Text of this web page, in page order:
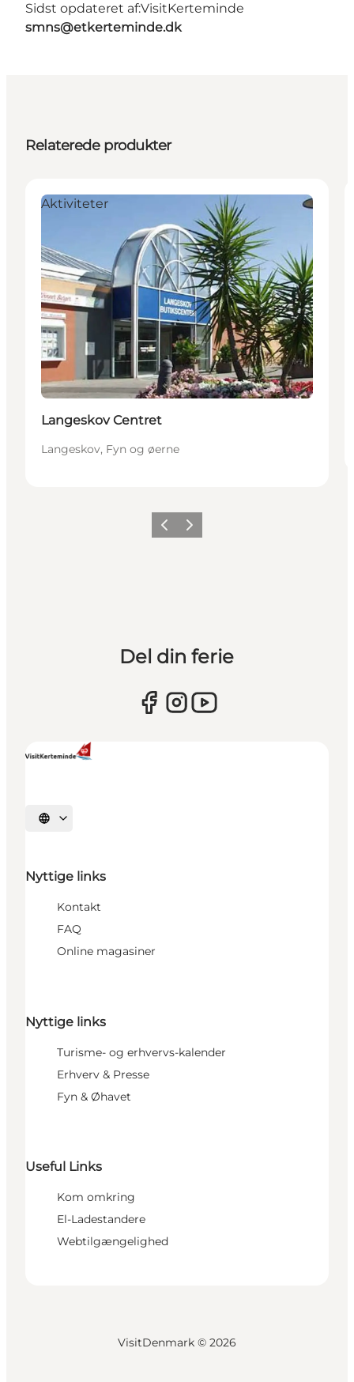
Sidst opdateret af:VisitKerteminde
smns@etkerteminde.dk
Relaterede produkter
Aktiviteter
Langeskov Centret
Langeskov, Fyn og øerne
ForrigeNæste
Del din ferie
Vælg sprog
Nyttige links
Kontakt
FAQ
Online magasiner
Nyttige links
Turisme- og erhvervs-kalender
Erhverv & Presse
Fyn & Øhavet
Useful Links
Kom omkring
El-Ladestandere
Webtilgængelighed
VisitDenmark © 2026